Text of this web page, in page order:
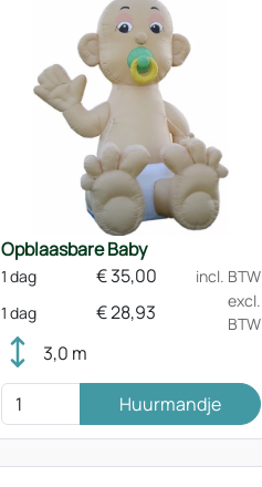
Opblaasbare Baby
1 dag €35,00
incl. BTW
1 dag
€28,93
excl.
BTW
3,0 m
Huurmandje